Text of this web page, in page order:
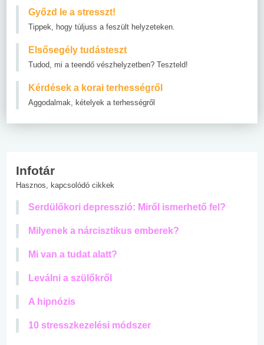
Győzd le a stresszt!
Tippek, hogy túljuss a feszült helyzeteken.
Elsősegély tudásteszt
Tudod, mi a teendő vészhelyzetben? Teszteld!
Kérdések a korai terhességről
Aggodalmak, kételyek a terhességről
Infotár
Hasznos, kapcsolódó cikkek
Serdülőkori depresszió: Miről ismerhető fel?
Milyenek a nárcisztikus emberek?
Mi van a tudat alatt?
Leválni a szülőkről
A hipnózis
10 stresszkezelési módszer